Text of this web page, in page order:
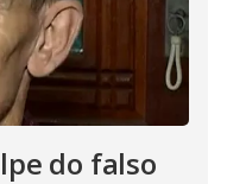
do falso